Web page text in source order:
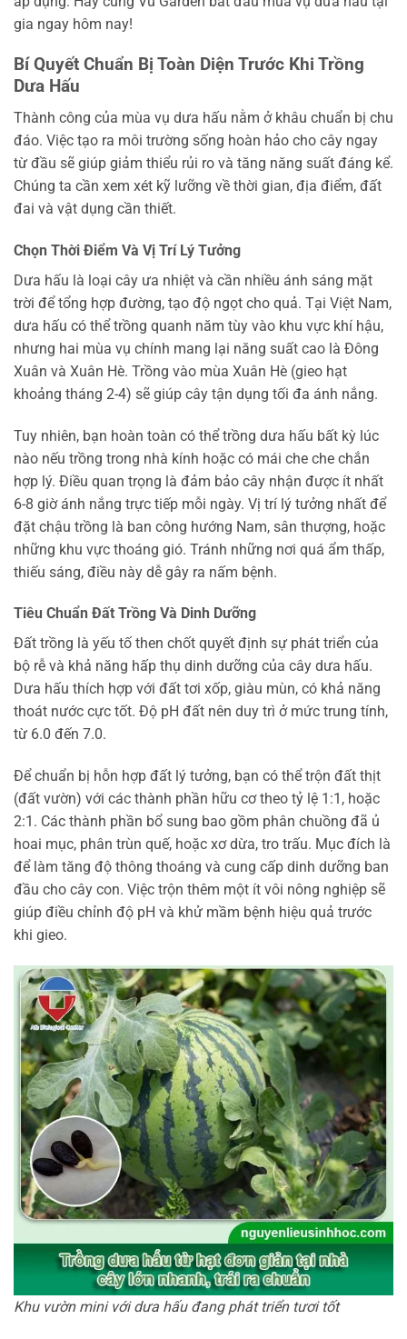
gia ngay hôm nay!
Bí Quyết Chuẩn Bị Toàn Diện Trước Khi Trồng
Dưa Hấu
Thành công của mùa vụ dưa hấu nằm ở khâu chuẩn bị chu
đáo. Việc tạo ra môi trường sống hoàn hảo cho cây ngay
từ đầu sẽ giúp giảm thiểu rủi ro và tăng năng suất đáng kể.
Chúng ta cần xem xét kỹ lưỡng về thời gian, địa điểm, đất
đai và vật dụng cần thiết.
Chọn Thời Điểm Và Vị Trí Lý Tưởng
Dưa hấu là loại cây ưa nhiệt và cần nhiều ánh sáng mặt
trời để tổng hợp đường, tạo độ ngọt cho quả. Tại Việt Nam,
dưa hấu có thể trồng quanh năm tùy vào khu vực khí hậu,
nhưng hai mùa vụ chính mang lại năng suất cao là Đông
Xuân và Xuân Hè. Trồng vào mùa Xuân Hè (gieo hạt
khoảng tháng 2-4) sẽ giúp cây tận dụng tối đa ánh nắng.
Tuy nhiên, bạn hoàn toàn có thể trồng dưa hấu bất kỳ lúc
nào nếu trồng trong nhà kính hoặc có mái che che chắn
hợp lý. Điều quan trọng là đảm bảo cây nhận được ít nhất
6-8 giờ ánh nắng trực tiếp mỗi ngày. Vị trí lý tưởng nhất để
đặt chậu trồng là ban công hướng Nam, sân thượng, hoặc
những khu vực thoáng gió. Tránh những nơi quá ẩm thấp,
thiếu sáng, điều này dễ gây ra nấm bệnh.
Tiêu Chuẩn Đất Trồng Và Dinh Dưỡng
Đất trồng là yếu tố then chốt quyết định sự phát triển của
bộ rễ và khả năng hấp thụ dinh dưỡng của cây dưa hấu.
Dưa hấu thích hợp với đất tơi xốp, giàu mùn, có khả năng
thoát nước cực tốt. Độ pH đất nên duy trì ở mức trung tính,
từ 6.0 đến 7.0.
Để chuẩn bị hỗn hợp đất lý tưởng, bạn có thể trộn đất thịt
(đất vườn) với các thành phần hữu cơ theo tỷ lệ 1:1, hoặc
2:1. Các thành phần bổ sung bao gồm phân chuồng đã ủ
hoai mục, phân trùn quế, hoặc xơ dừa, tro trấu. Mục đích là
để làm tăng độ thông thoáng và cung cấp dinh dưỡng ban
đầu cho cây con. Việc trộn thêm một ít vôi nông nghiệp sẽ
giúp điều chỉnh độ pH và khử mầm bệnh hiệu quả trước
khi gieo.
Khu vườn mini với dưa hấu đang phát triển tươi tốt